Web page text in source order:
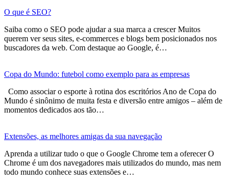
O que é SEO?
Saiba como o SEO pode ajudar a sua marca a crescer Muitos
querem ver seus sites, e-commerces e blogs bem posicionados nos
buscadores da web. Com destaque ao Google, é…
Copa do Mundo: futebol como exemplo para as empresas
Como associar o esporte à rotina dos escritórios Ano de Copa do
Mundo é sinônimo de muita festa e diversão entre amigos – além de
momentos dedicados aos tão…
Extensões, as melhores amigas da sua navegação
Aprenda a utilizar tudo o que o Google Chrome tem a oferecer O
Chrome é um dos navegadores mais utilizados do mundo, mas nem
todo mundo conhece suas extensões e…